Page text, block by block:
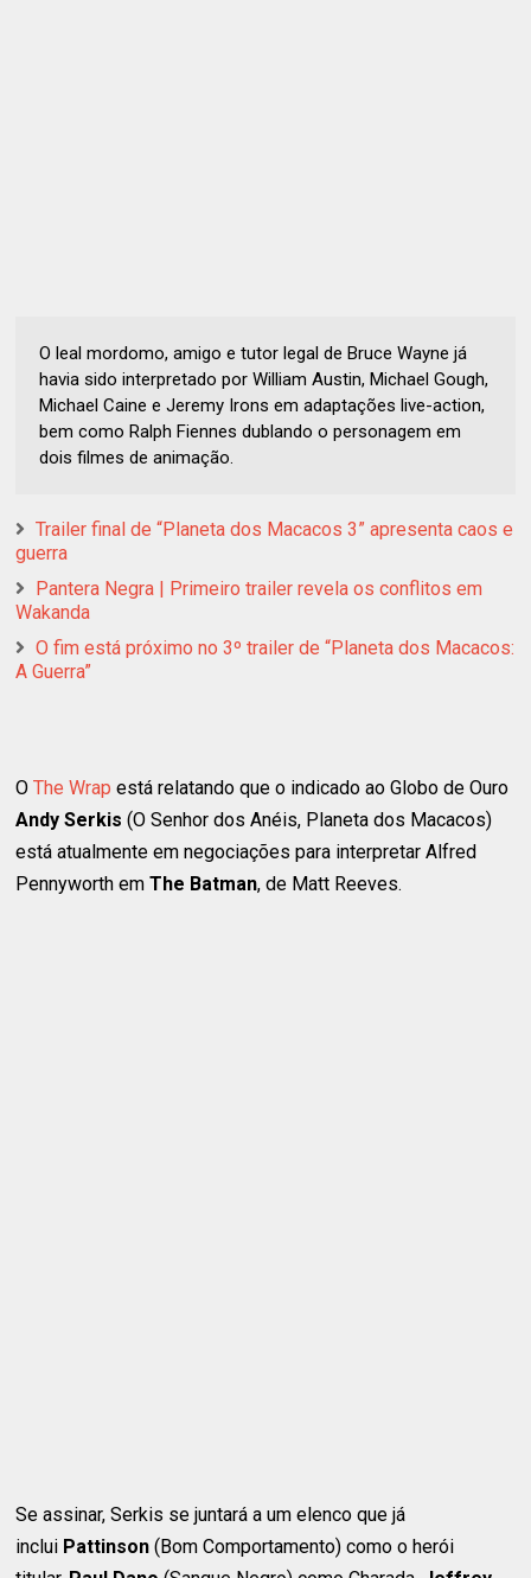
O leal mordomo, amigo e tutor legal de Bruce Wayne já
havia sido interpretado por William Austin, Michael Gough,
Michael Caine e Jeremy Irons em adaptações live-action,
bem como Ralph Fiennes dublando o personagem em
dois filmes de animação.
Trailer final de “Planeta dos Macacos 3” apresenta caos e
guerra
Pantera Negra | Primeiro trailer revela os conflitos em
Wakanda
O fim está próximo no 3º trailer de “Planeta dos Macacos:
A Guerra”
OThe Wrap está relatando que o indicado ao Globo de Ouro
Andy Serkis(O Senhor dos Anéis, Planeta dos Macacos)
está atualmente em negociações para interpretar Alfred
Pennyworth emThe Batman, de Matt Reeves.
Se assinar, Serkis se juntará a um elenco que já
inclui Pattinson (Bom Comportamento) como o herói